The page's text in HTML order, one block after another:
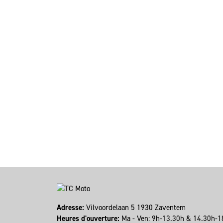
Adresse: Vilvoordelaan 5 1930 Zaventem
Heures d'ouverture: Ma - Ven: 9h-13.30h & 14.30h-